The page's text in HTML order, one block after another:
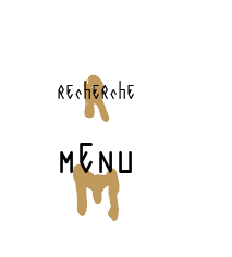
recherche
menu